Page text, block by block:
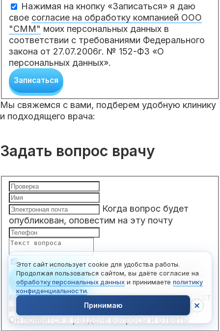
Этот сайт использует cookie для удобства работы.
Продолжая пользоваться сайтом, вы даёте согласие на
обработку персональных данных и принимаете политику
конфиденциальности.
Принимаю
Нажимая на кнопку «Записаться» я даю
свое согласие на обработку компанией ООО
"СММ" моих персональных данных в
соответствии с требованиями Федерального
закона от 27.07.2006г. № 152-ФЗ «О
персональных данных».
Записаться
Мы свяжемся с вами, подберем удобную клинику
и подходящего врача:
Задать вопрос врачу
Когда вопрос будет
опубликован, оповестим на эту почту
Отправить вопрос
Чтобы отправить вопрос,
введите ваше имя, электронную почту и текст
вопроса.
Он появится в разделе вопросы и ответы